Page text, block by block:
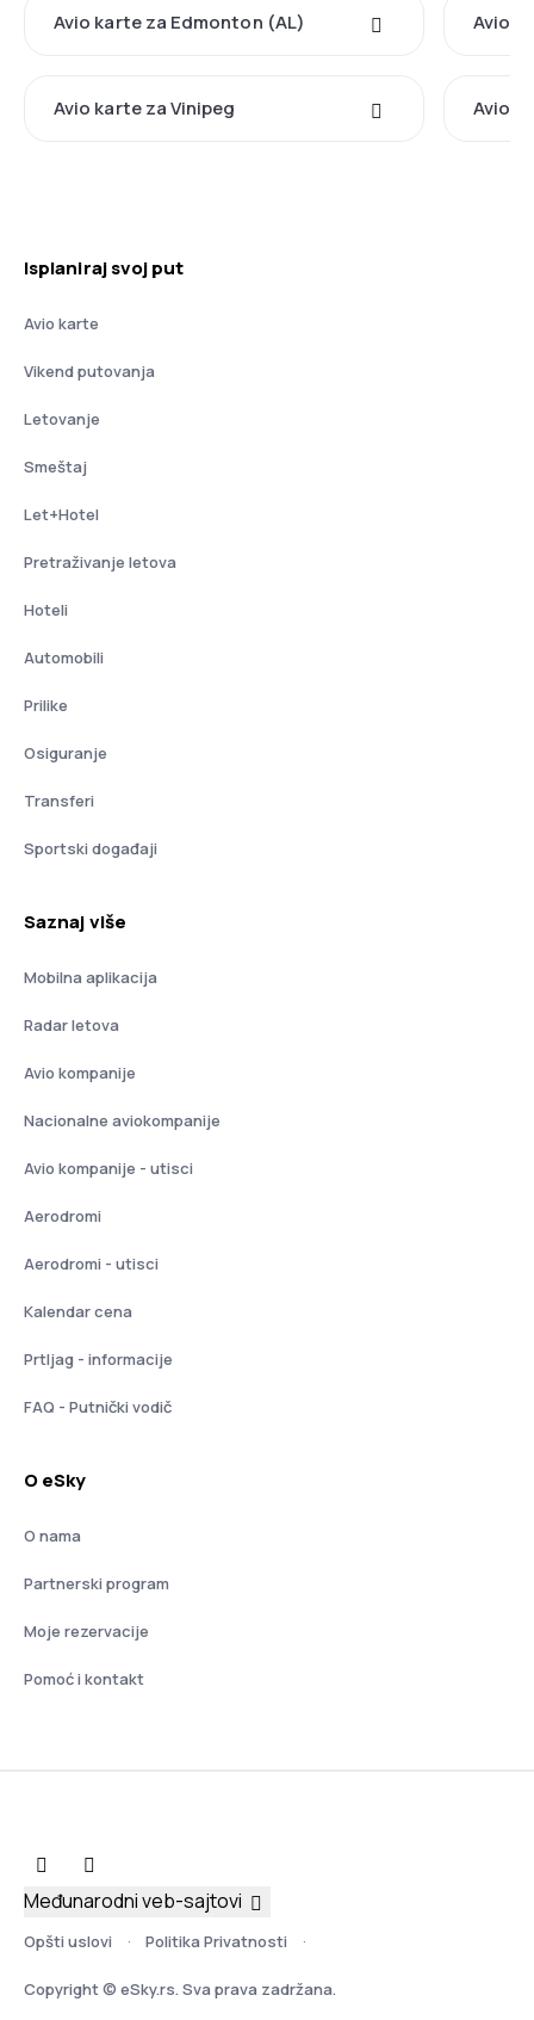
Avio karte za Edmonton (AL) Avio
Avio karte za Vinipeg Avio
Isplaniraj svoj put
Avio karte
Vikend putovanja
Letovanje
Smeštaj
Let+Hotel
Pretraživanje letova
Hoteli
Automobili
Prilike
Osiguranje
Transferi
Sportski događaji
Saznaj više
Mobilna aplikacija
Radar letova
Avio kompanije
Nacionalne aviokompanije
Avio kompanije - utisci
Aerodromi
Aerodromi - utisci
Kalendar cena
Prtljag - informacije
FAQ - Putnički vodič
O eSky
O nama
Partnerski program
Moje rezervacije
Pomoć i kontakt
Opšti uslovi Politika Privatnosti
Copyright © eSky.rs. Sva prava zadržana.
Međunarodni veb-sajtovi